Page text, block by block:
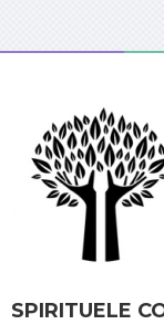
SPIRITUELE